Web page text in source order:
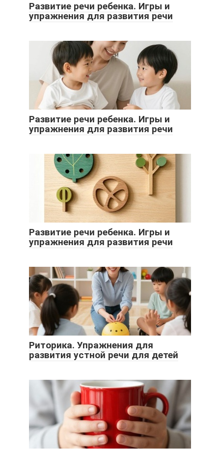
Развитие речи ребенка. Игры и
упражнения для развития речи
Развитие речи ребенка. Игры и
упражнения для развития речи
Развитие речи ребенка. Игры и
упражнения для развития речи
Риторика. Упражнения для
развития устной речи для детей